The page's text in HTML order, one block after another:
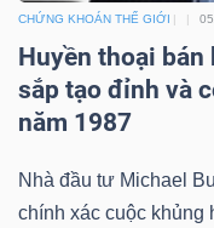
CHỨNG KHOÁN THẾ GIỚI
Huyền thoại
sắp tạo đỉnh và
năm 1987
Nhà đầu tư Michael
chính xác cuộc khủng